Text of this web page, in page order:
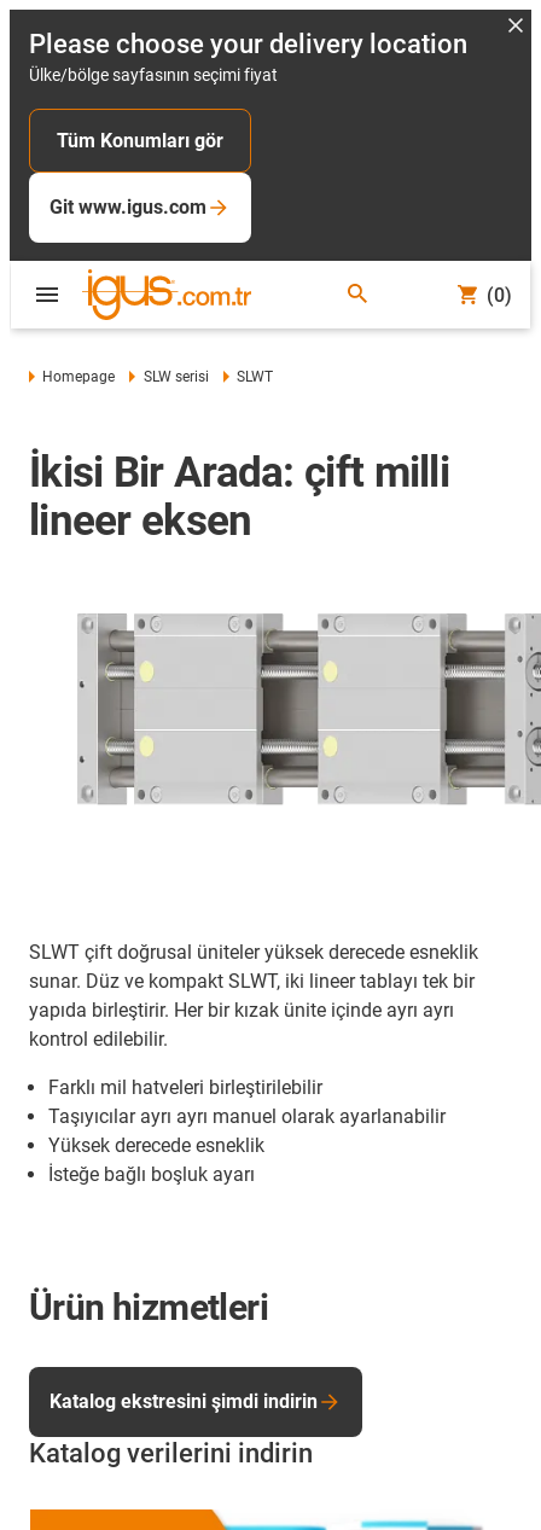
Please choose your delivery location
Ülke/bölge sayfasının seçimi fiyat
Tüm Konumları gör
Git www.igus.com
(0)
Homepage SLW serisi SLWT
İkisi Bir Arada: çift milli
lineer eksen
​​​​​​SLWT çift doğrusal üniteler yüksek derecede esneklik
sunar. Düz ve kompakt SLWT, iki lineer tablayı tek bir
yapıda birleştirir. Her bir kızak ünite içinde ayrı ayrı
kontrol edilebilir.
Farklı mil hatveleri birleştirilebilir
Taşıyıcılar ayrı ayrı manuel olarak ayarlanabilir
Yüksek derecede esneklik
İsteğe bağlı boşluk ayarı
Ürün hizmetleri
Katalog verilerini indirin
Katalog ekstresini şimdi indirin